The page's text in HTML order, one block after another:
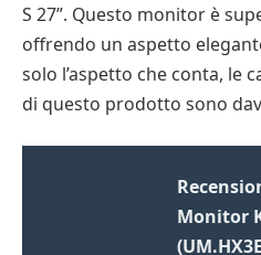
S 27”. Questo monitor è
offrendo un aspetto
solo l’aspetto che conta, le
di questo prodotto sono
Monitor